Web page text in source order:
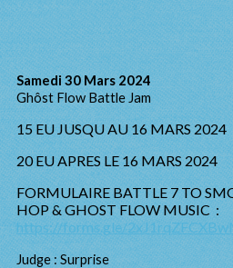
Samedi 30 Mars 2024
Ghôst Flow Battle Jam
15 EU JUSQU AU 16 MARS 2024
20 EU APRES LE 16 MARS 2024
FORMULAIRE BATTLE 7 TO
HOP & GHOST FLOW MUSIC :
https://forms.gle/
Judge : Surprise